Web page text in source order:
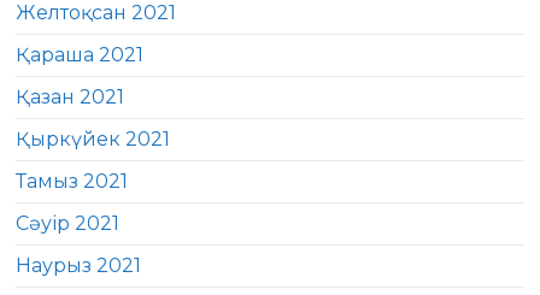
Желтоқсан 2021
Қараша 2021
Қазан 2021
Қыркүйек 2021
Тамыз 2021
Сәуір 2021
Наурыз 2021